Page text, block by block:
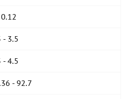
- 3.5
- 4.5
- 92.7